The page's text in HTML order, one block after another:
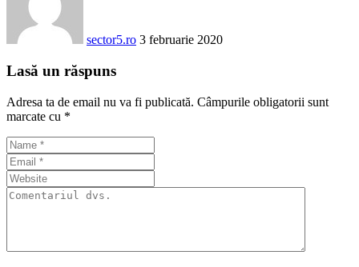
sector5.ro 3 februarie 2020
Lasă un răspuns
Adresa ta de email nu va fi publicată. Câmpurile obligatorii sunt
marcate cu *